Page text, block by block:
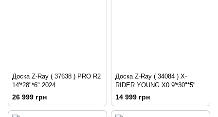
Доска Z-Ray ( 37638 ) PRO R2
14'*28"*6" 2024
26 999 грн
Доска Z-Ray ( 34084 ) X-
RIDER YOUNG X0 9'*30"*5"
2021
14 999 грн